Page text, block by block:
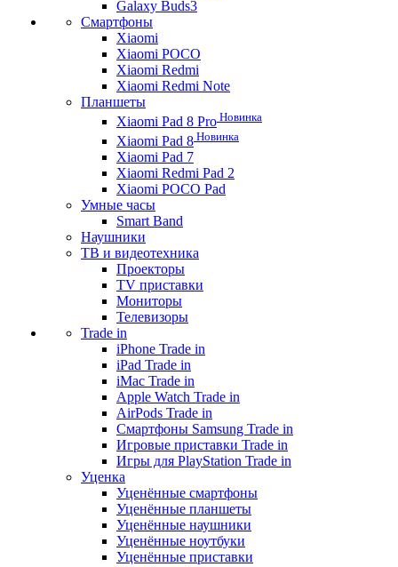
Galaxy Buds3
Смартфоны
Xiaomi
Xiaomi POCO
Xiaomi Redmi
Xiaomi Redmi Note
Планшеты
Xiaomi Pad 8 Pro Новинка
Xiaomi Pad 8 Новинка
Xiaomi Pad 7
Xiaomi Redmi Pad 2
Xiaomi POCO Pad
Умные часы
Smart Band
Наушники
ТВ и видеотехника
Проекторы
TV приставки
Мониторы
Телевизоры
Trade in
iPhone Trade in
iPad Trade in
iMac Trade in
Apple Watch Trade in
AirPods Trade in
Смартфоны Samsung Trade in
Игровые приставки Trade in
Игры для PlayStation Trade in
Уценка
Уценённые смартфоны
Уценённые планшеты
Уценённые наушники
Уценённые ноутбуки
Уценённые приставки